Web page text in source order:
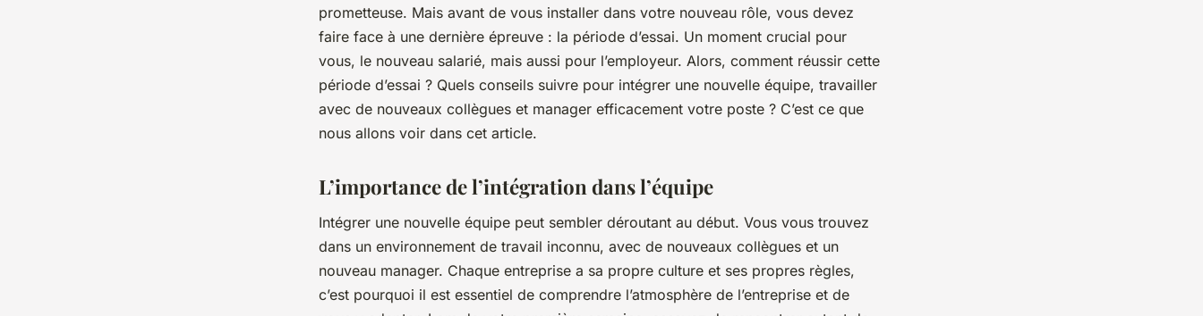
prometteuse. Mais avant de vous installer dans votre nouveau rôle, vous devez
faire face à une dernière épreuve : la période d’essai. Un moment crucial pour
vous, le nouveau salarié, mais aussi pour l’employeur. Alors, comment réussir cette
période d’essai ? Quels conseils suivre pour intégrer une nouvelle équipe, travailler
avec de nouveaux collègues et manager efficacement votre poste ? C’est ce que
nous allons voir dans cet article.
L’importance de l’intégration dans l’équipe
Intégrer une nouvelle équipe peut sembler déroutant au début. Vous vous trouvez
dans un environnement de travail inconnu, avec de nouveaux collègues et un
nouveau manager. Chaque entreprise a sa propre culture et ses propres règles,
c’est pourquoi il est essentiel de comprendre l’atmosphère de l’entreprise et de